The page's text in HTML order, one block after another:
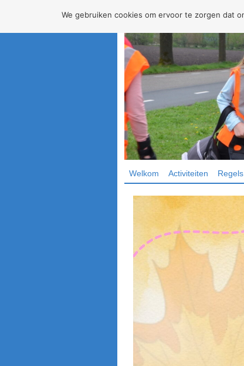
Welkom Activiteiten Regels
We gebruiken cookies om ervoor te zorgen dat